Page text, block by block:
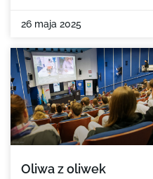
26 maja 2025
Oliwa z oliwek